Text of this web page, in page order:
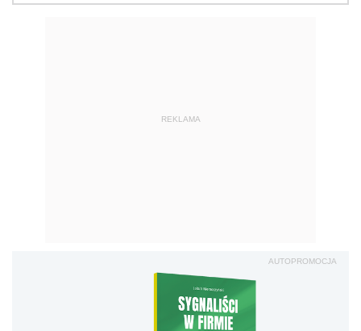
REKLAMA
AUTOPROMOCJA